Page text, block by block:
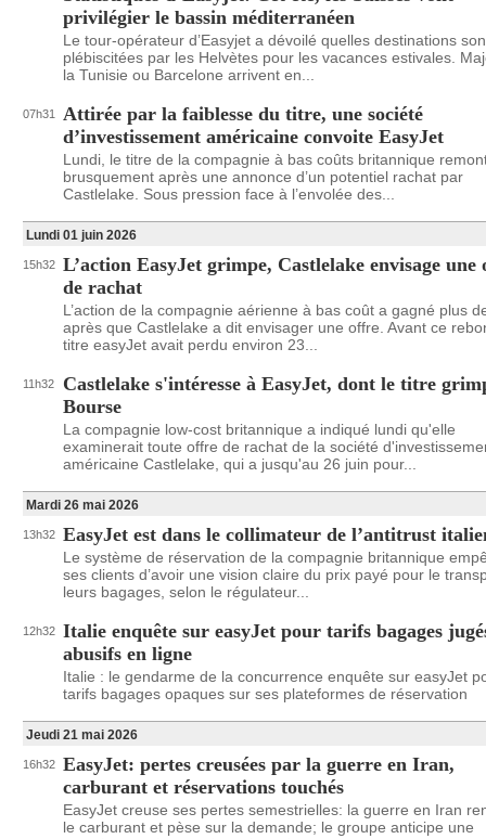
privilégier le bassin méditerranéen
Le tour-opérateur d’Easyjet a dévoilé quelles destinations
plébiscitées par les Helvètes pour les vacances estivales.
la Tunisie ou Barcelone arrivent en...
07h31
Attirée par la faiblesse du titre, une société
d’investissement américaine convoite EasyJet
Lundi, le titre de la compagnie à bas coûts britannique
brusquement après une annonce d’un potentiel rachat par
Castlelake. Sous pression face à l’envolée des...
Lundi 01 juin 2026
15h32 L’action EasyJet grimpe, Castlelake envisage une
de rachat
L’action de la compagnie aérienne à bas coût a gagné plus
après que Castlelake a dit envisager une offre. Avant ce
titre easyJet avait perdu environ 23...
11h32
Castlelake s'intéresse à EasyJet, dont le titre
Bourse
La compagnie low-cost britannique a indiqué lundi qu'elle
examinerait toute offre de rachat de la société
américaine Castlelake, qui a jusqu'au 26 juin pour...
Mardi 26 mai 2026
13h32 EasyJet est dans le collimateur de l’antitrust
Le système de réservation de la compagnie britannique
ses clients d’avoir une vision claire du prix payé pour le
leurs bagages, selon le régulateur...
12h32 Italie enquête sur easyJet pour tarifs bagages
abusifs en ligne
Italie : le gendarme de la concurrence enquête sur easyJet
tarifs bagages opaques sur ses plateformes de réservation
Jeudi 21 mai 2026
16h32 EasyJet: pertes creusées par la guerre en Iran,
carburant et réservations touchés
EasyJet creuse ses pertes semestrielles: la guerre en Iran
le carburant et pèse sur la demande; le groupe anticipe une